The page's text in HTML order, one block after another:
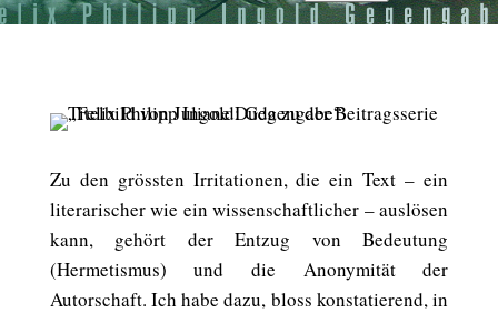
Zu den grössten Irritationen, die ein Text – ein
literarischer wie ein wissenschaftlicher – auslösen
kann, gehört der Entzug von Bedeutung
(Hermetismus) und die Anonymität der
Autorschaft. Ich habe dazu, bloss konstatierend, in